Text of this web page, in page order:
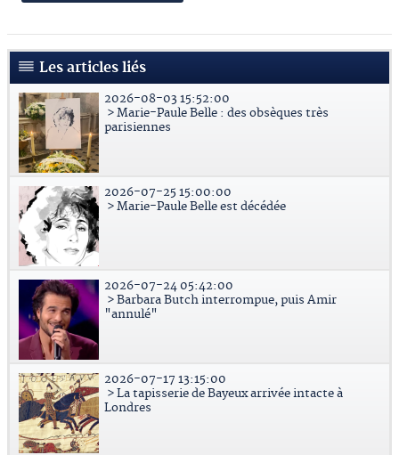
Les articles liés
2026-08-03 15:52:00
> Marie-Paule Belle : des obsèques très
parisiennes
2026-07-25 15:00:00
> Marie-Paule Belle est décédée
2026-07-24 05:42:00
> Barbara Butch interrompue, puis Amir
"annulé"
2026-07-17 13:15:00
> La tapisserie de Bayeux arrivée intacte à
Londres